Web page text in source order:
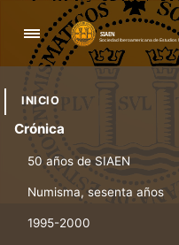
Navegació
INICIO
Crónica
50 años de SIAEN
Numisma, sesenta años
1995-2000